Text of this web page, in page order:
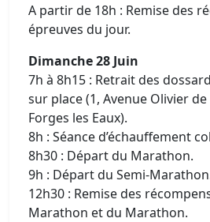
A partir de 18h : Remise des
épreuves du jour.
Dimanche 28 Juin
7h à 8h15 : Retrait des
sur place (1, Avenue Olivier
Forges les Eaux).
8h : Séance d’échauffement
8h30 : Départ du Marathon.
9h : Départ du Semi-
12h30 : Remise des
Marathon et du Marathon.